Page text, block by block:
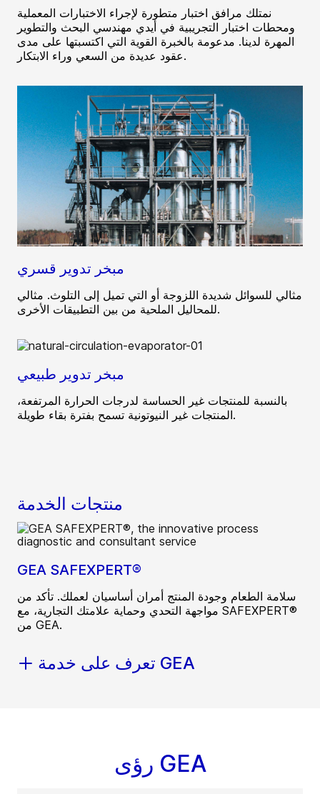
نمتلك مرافق اختبار متطورة لإجراء الاختبارات المعملية
ومحطات اختبار التجريبية في أيدي مهندسي البحث والتطوير
المهرة لدينا. مدعومة بالخبرة القوية التي اكتسبتها على مدى
عقود عديدة من السعي وراء الابتكار.
مبخر تدوير قسري
مثالي للسوائل شديدة اللزوجة أو التي تميل إلى التلوث. مثالي
للمحاليل الملحية من بين التطبيقات الأخرى.
مبخر تدوير طبيعي
بالنسبة للمنتجات غير الحساسة لدرجات الحرارة المرتفعة،
المنتجات غير النيوتونية تسمح بفترة بقاء طويلة.
منتجات الخدمة
GEA SAFEXPERT®
سلامة الطعام وجودة المنتج أمران أساسيان لعملك. تأكد من
مواجهة التحدي وحماية علامتك التجارية، مع SAFEXPERT®
من GEA.
تعرف على خدمة GEA
رؤى GEA